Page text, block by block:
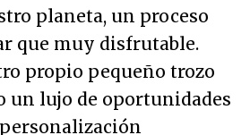
planeta, un proceso
que muy disfrutable.
propio pequeño trozo
un lujo de oportunidades